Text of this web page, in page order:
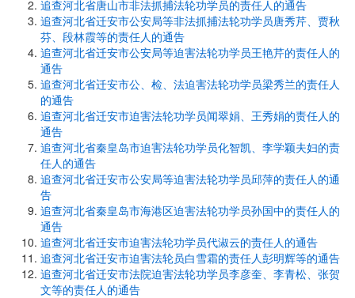
追查河北省唐山市非法抓捕法轮功学员的责任人的通告
追查河北省迁安市公安局等非法抓捕法轮功学员唐秀芹、贾秋
芬、段林霞等的责任人的通告
追查河北省迁安市公安局等迫害法轮功学员王艳芹的责任人的
通告
追查河北省迁安市公、检、法迫害法轮功学员梁秀兰的责任人
的通告
追查河北省迁安市迫害法轮功学员闻翠娟、王秀娟的责任人的
通告
追查河北省秦皇岛市迫害法轮功学员化智凯、李学颖夫妇的责
任人的通告
追查河北省迁安市公安局等迫害法轮功学员邱萍的责任人的通
告
追查河北省秦皇岛市海港区迫害法轮功学员孙国中的责任人的
通告
追查河北省迁安市迫害法轮功学员代淑云的责任人的通告
追查河北省迁安市迫害法轮员白雪霜的责任人彭明辉等的通告
追查河北省迁安市法院迫害法轮功学员李彦奎、李青松、张贺
文等的责任人的通告